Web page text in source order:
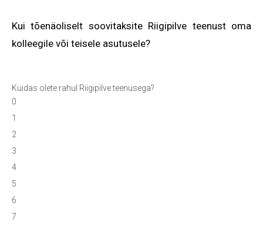
Kui tõenäoliselt soovitaksite Riigipilve teenust oma
kolleegile või teisele asutusele?
Kuidas olete rahul Riigipilve teenusega?
0
1
2
3
4
5
6
7